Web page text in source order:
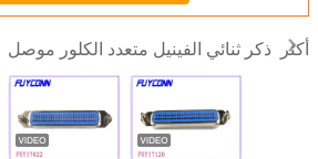
أكثر ذكر ثنائي الفينيل متعدد الكلور موصل